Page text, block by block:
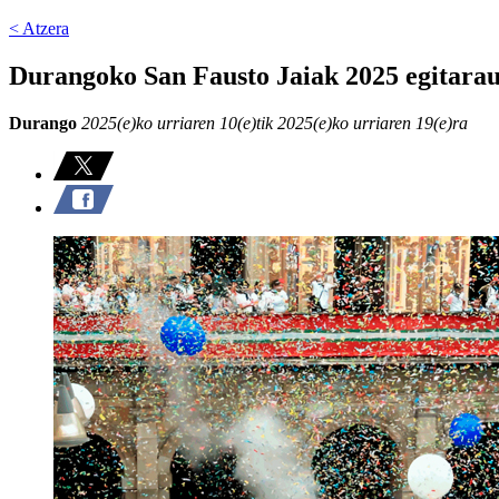
< Atzera
Durangoko San Fausto Jaiak 2025
Durango 2025(e)ko urriaren 10(e)tik 2025(e)ko urriaren 19(e)ra